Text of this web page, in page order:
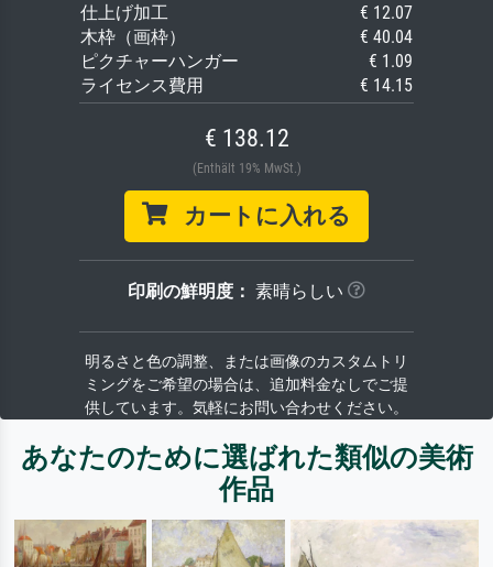
仕上げ加工
€ 12.07
木枠（画枠）
€ 40.04
ピクチャーハンガー
€ 1.09
ライセンス費用
€ 14.15
€ 138.12
(Enthält 19% MwSt.)
カートに入れる
印刷の鮮明度： 素晴らしい
明るさと色の調整、または画像のカスタムトリ
ミングをご希望の場合は、追加料金なしでご提
供しています。気軽にお問い合わせください。
あなたのために選ばれた類似の美術
作品